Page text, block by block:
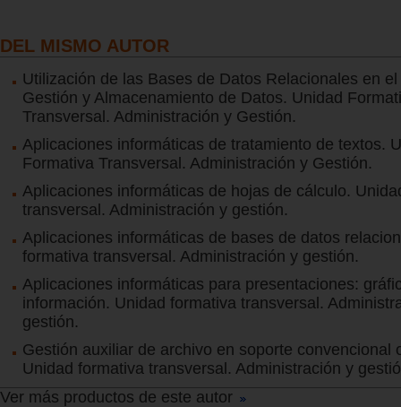
DEL MISMO AUTOR
Utilización de las Bases de Datos Relacionales en
Gestión y Almacenamiento de Datos. Unidad
Transversal. Administración y Gestión.
Aplicaciones informáticas de tratamiento de textos.
Formativa Transversal. Administración y Gestión.
Aplicaciones informáticas de hojas de cálculo.
transversal. Administración y gestión.
Aplicaciones informáticas de bases de datos
formativa transversal. Administración y gestión.
Aplicaciones informáticas para presentaciones:
información. Unidad formativa transversal.
gestión.
Gestión auxiliar de archivo en soporte convencional
Unidad formativa transversal. Administración y
Ver más productos de este autor